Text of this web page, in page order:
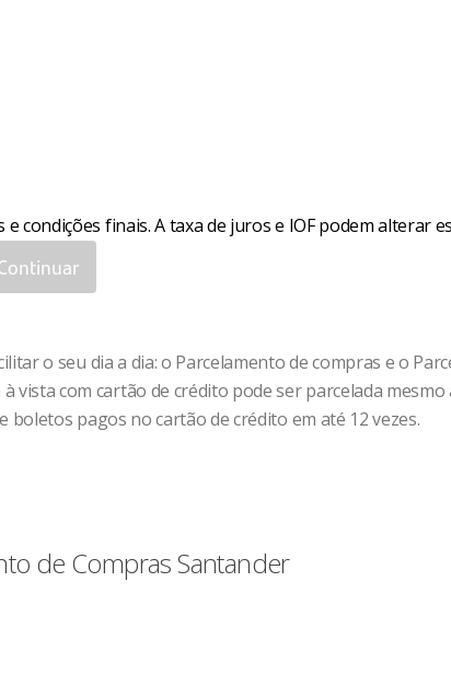
condições finais. A taxa de juros e IOF podem alterar
o seu dia a dia: o Parcelamento de compras e o
vista com cartão de crédito pode ser parcelada
pagos no cartão de crédito em até 12 vezes.
de Compras Santander